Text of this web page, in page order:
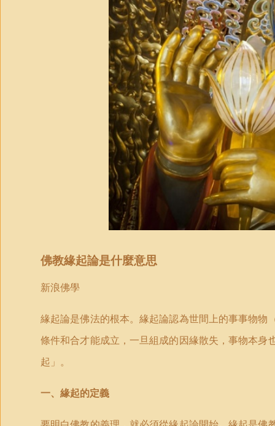
佛教緣起論是什麼意思
新浪佛學
緣起論是佛法的根本。緣起論認為世間上的事事物
條件和合才能成立，一旦組成的因緣散失，事物本身
起」。
一、緣起的定義